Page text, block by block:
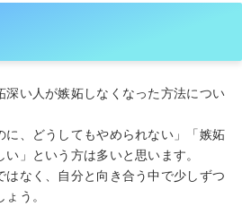
深い人が嫉妬しなくなった方法につい
に、どうしてもやめられない」「嫉妬
」という方は多いと思います。
はなく、自分と向き合う中で少しずつ
う。